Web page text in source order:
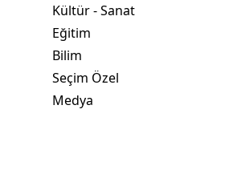
Kültür - Sanat
Eğitim
Bilim
Seçim Özel
Medya